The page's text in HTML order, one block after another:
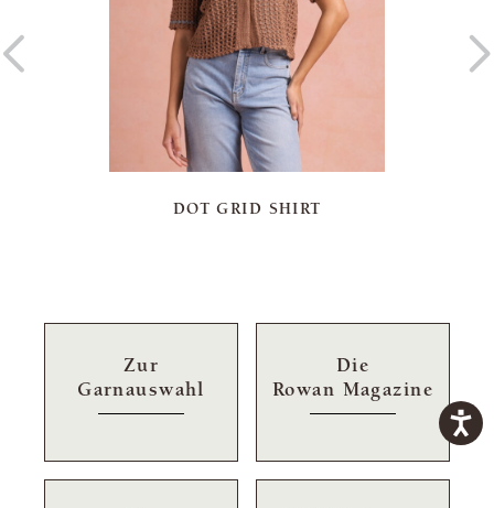
DOT GRID SHIRT
Zur
Garnauswahl
Die
Rowan Magazine